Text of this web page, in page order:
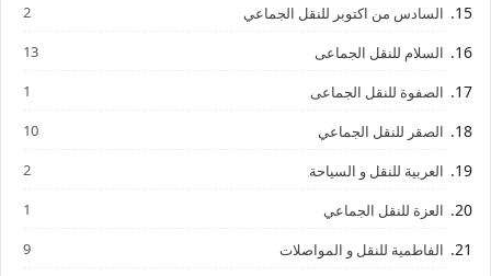
السادس من اكتوبر للنقل الجماعي 2
السلام للنقل الجماعى 13
الصفوة للنقل الجماعى 1
الصقر للنقل الجماعي 10
العربية للنقل و السياحة 2
العزة للنقل الجماعي 1
الفاطمية للنقل و المواصلات 9